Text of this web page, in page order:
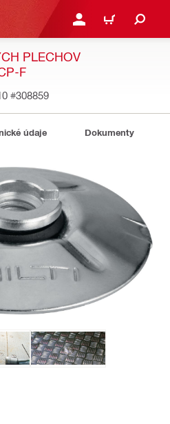
PRIHLÁSIŤ ALEBO
KOŠÍK
PLECHOV
F
#308859
údaje Dokumenty